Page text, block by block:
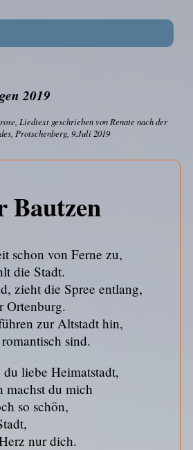
2019
Liedtext geschrieben von Renate nach der
Protschenberg, 9.Juli 2019
Bautzen
schon von Ferne zu,
die Stadt.
zieht die Spree entlang,
Ortenburg.
zur Altstadt hin,
sind.
liebe Heimatstadt,
du mich
so schön,
nur dich.